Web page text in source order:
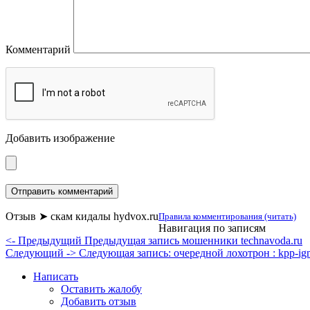
Комментарий
Добавить изображение
Правила комментирования (читать)
Отзыв ➤ скам кидалы hydvox.ru
Навигация по записям
<- Предыдущий Предыдущая запись мошенники technavoda.ru
Следующий -> Следующая запись: очередной лохотрон : kpp-
Написать
Оставить жалобу
Добавить отзыв